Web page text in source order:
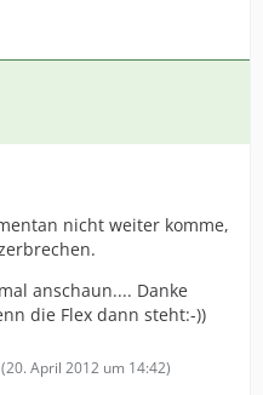
nicht weiter komme,
anschaun.... Danke
die Flex dann steht:-))
(20. April 2012 um 14:42)